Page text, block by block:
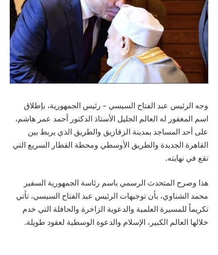
وجه الرئيس عبد الفتاح السيسي – رئيس الجمهورية، بإطلاق
اسم المغفور له العالم الجليل الأستاذ الدكتور أحمد عمر هاشم،
على أحد المساجد بمدينة الزقازيق والطريق الذي يربط بين
القاهرة الجديدة والطريق الأوسطي ومحطة القطار السريع التي
تقع في نهايته.
هذا وصرح المتحدث الرسمي باسم رئاسة الجمهورية السفير
محمد الشناوي، بأن توجيهات الرئيس عبد الفتاح السيسي، تأتي
تكريماً للمسيرة العلمية والدعوية الزاخرة والحافلة التي خدم
خلالها العالم الكبير، الإسلام والدعوة الوسطية لعقود طويلة.